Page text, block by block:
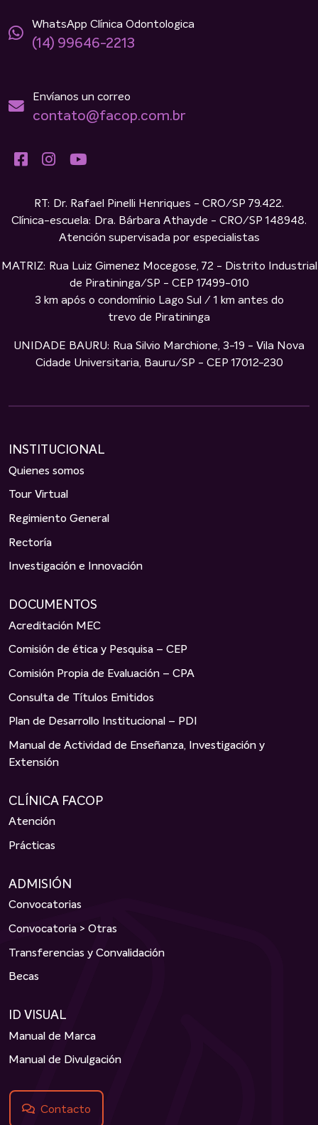
WhatsApp Clínica Odontologica
(14) 99646-2213
Envíanos un correo
contato@facop.com.br
RT: Dr. Rafael Pinelli Henriques - CRO/SP 79.422.
Clínica-escuela: Dra. Bárbara Athayde - CRO/SP 148948.
Atención supervisada por especialistas
MATRIZ: Rua Luiz Gimenez Mocegose, 72 - Distrito Industrial
de Piratininga/SP - CEP 17499-010
3 km após o condomínio Lago Sul / 1 km antes do
trevo de Piratininga
UNIDADE BAURU: Rua Silvio Marchione, 3-19 - Vila Nova
Cidade Universitaria, Bauru/SP - CEP 17012-230
INSTITUCIONAL
Quienes somos
Tour Virtual
Regimiento General
Rectoría
Investigación e Innovación
DOCUMENTOS
Acreditación MEC
Comisión de ética y Pesquisa – CEP
Comisión Propia de Evaluación – CPA
Consulta de Títulos Emitidos
Plan de Desarrollo Institucional – PDI
Manual de Actividad de Enseñanza, Investigación y
Extensión
CLÍNICA FACOP
Atención
Prácticas
ADMISIÓN
Convocatorias
Convocatoria > Otras
Transferencias y Convalidación
Becas
ID VISUAL
Manual de Marca
Manual de Divulgación
Contacto